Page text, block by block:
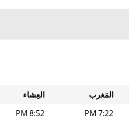
المَغرب
العِشاء
7:22 PM
8:52 PM